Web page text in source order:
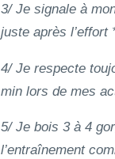
3/ Je signale à
juste après l’effort
4/ Je respecte
min lors de mes
5/ Je bois 3 à 4
l’entraînement